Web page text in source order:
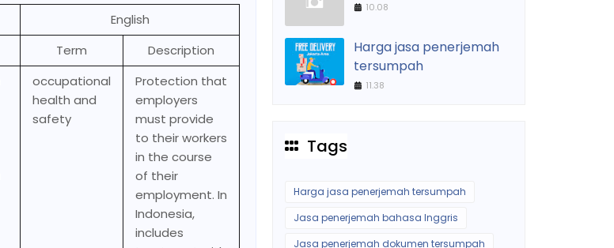
English
Term
Description
occupational
health and
safety
Protection that
employers
must provide
to their workers
in the course
of their
employment. In
Indonesia,
includes
10.08
Harga jasa penerjemah
tersumpah
11.38
Tags
Harga jasa penerjemah tersumpah
Jasa penerjemah bahasa Inggris
Jasa penerjemah dokumen tersumpah